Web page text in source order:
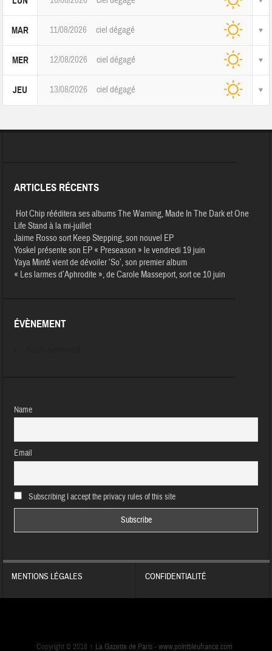
MAR 11/08/2026 ciel dégagé
MER 12/08/2026 ciel dégagé
JEU 13/08/2026 ciel dégagé
ARTICLES RÉCENTS
Hot Chip rééditera ses albums The Warning, Made In The Dark et One
Life Stand à la mi-juillet
Jaime Rosso sort Keep Stepping, son nouvel EP
Yoskel présente son EP « Preseason » le vendredi 19 juin
Yaya Minté vient de dévoiler ‘So’, son premier album
« Les larmes d’Aphrodite », de Carole Masseport, sort ce 10 juin
ÉVÈNEMENT
Name
Email
Subscribing I accept the privacy rules of this site
MENTIONS LÉGALES CONFIDENTIALITÉ
Copyright © 2018 ↑ La Gazette de Paris -www.pointbleufrance.com